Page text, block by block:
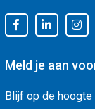
Meld je aan
Blijf op de hoogte